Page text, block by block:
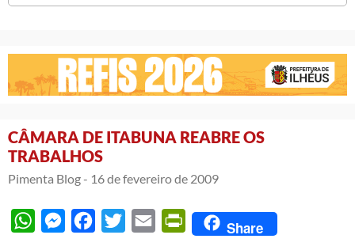
CÂMARA DE ITABUNA REABRE OS
TRABALHOS
Pimenta Blog - 16 de fevereiro de 2009
WhatsAppMessengerFacebook
Twitter Email PrintFriendly
Share